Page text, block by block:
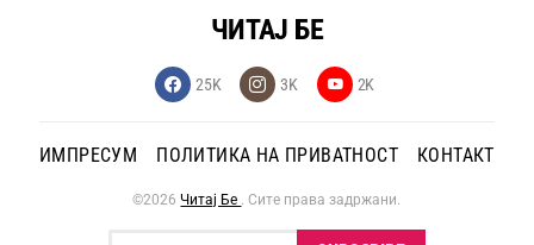
ЧИТАЈ БЕ
25K 3K 2K
ИМПРЕСУМ ПОЛИТИКА НА ПРИВАТНОСТ КОНТАКТ
©2026Читај Бе . Сите права задржани.